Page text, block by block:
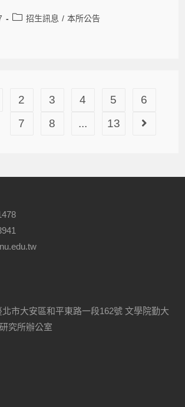
招生訊息 / 本所公告
2 3 4 5
6
7
8 ... 13
市大安區和平東路一段162號 文學院勤大
究所辦公室